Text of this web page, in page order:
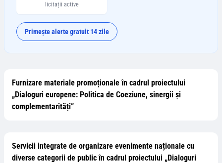
licitații active
Primește alerte gratuit 14 zile
Furnizare materiale promoționale în cadrul proiectului
„Dialoguri europene: Politica de Coeziune, sinergii și
complementarități”
Servicii integrate de organizare evenimente naționale cu
diverse categorii de public în cadrul proiectului „Dialoguri